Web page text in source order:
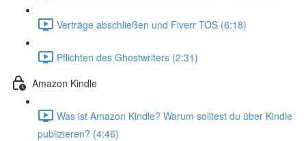
Verträge abschließen und Fiverr TOS (6:18)
Pflichten des Ghostwriters (2:31)
Amazon Kindle
Was ist Amazon Kindle? Warum solltest du über Kindle
publizieren? (4:46)